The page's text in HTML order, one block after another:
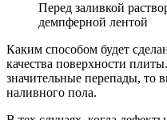
Перед заливкой
демпферной лентой
Каким способом будет
качества поверхности
значительные перепады, то
наливного пола.